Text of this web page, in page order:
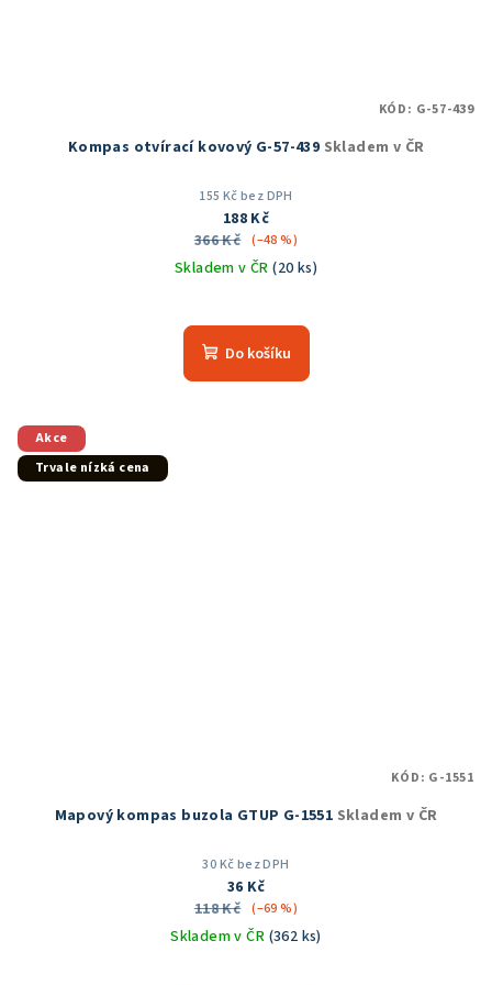
Kompas otvírací kovový G-57-439 Skladem v ČR
155 Kč bez DPH
188 Kč
366 Kč (–48 %)
Skladem v ČR(20 ks)
hodnocení
produktu
Do košíku
KÓD: G-57-439
Akce
Trvale nízká cena
Mapový kompas buzola GTUP G-1551 Skladem v ČR
30 Kč bez DPH
36 Kč
118 Kč (–69 %)
Skladem v ČR (362 ks)
KÓD: G-1551